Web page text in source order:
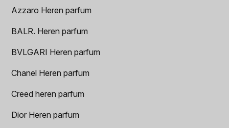
Azzaro Heren parfum
BALR. Heren parfum
BVLGARI Heren parfum
Chanel Heren parfum
Creed heren parfum
Dior Heren parfum